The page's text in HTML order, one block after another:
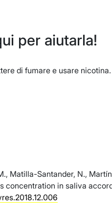
per aiutarla!
di fumare e usare nicotina.
Matilla-Santander, N.,
concentration in saliva